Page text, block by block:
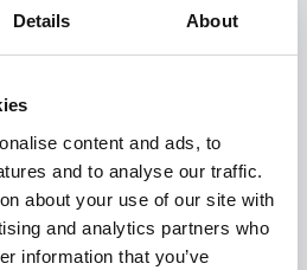
Details About
content and ads, to
and to analyse our traffic.
about your use of our site with
and analytics partners who
information that you’ve
de calidad